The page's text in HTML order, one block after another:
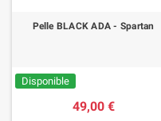
Pelle BLACK ADA - Spartan
Disponible
49,00 €